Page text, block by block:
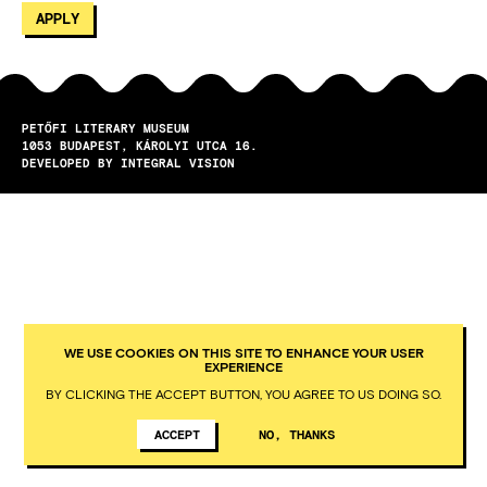
PETŐFI LITERARY MUSEUM
1053
BUDAPEST
KÁROLYI UTCA 16.
DEVELOPED BY INTEGRAL VISION
WE USE COOKIES ON THIS SITE TO ENHANCE YOUR USER
EXPERIENCE
BY CLICKING THE ACCEPT BUTTON, YOU AGREE TO US DOING SO.
ACCEPT NO, THANKS